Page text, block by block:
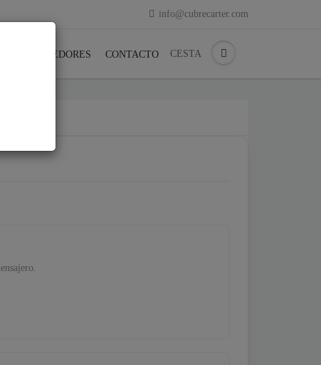
info@cubrecarter.com
REVENDEDORES CONTACTO CESTA